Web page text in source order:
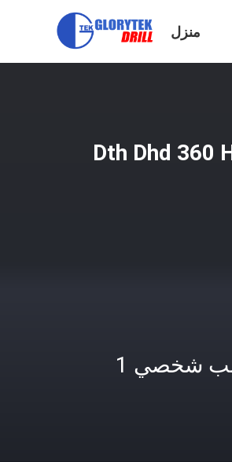
منزل
Dth Dhd 360
شخصي 1